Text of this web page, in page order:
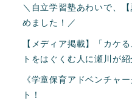
＼自立学習塾あわいで、
めました！／
【メディア掲載】「カケ
トをはぐくむ人に瀬川が
《学童保育アドベンチャ
ト！